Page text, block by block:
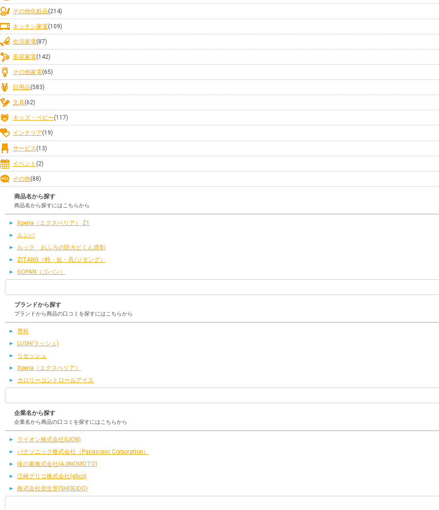
その他化粧品(214)
キッチン家電(109)
生活家電(87)
美容家電(142)
その他家電(65)
日用品(583)
文具(62)
キッズ・ベビー(117)
インテリア(19)
サービス (13)
イベント (2)
その他(88)
商品名から探す
商品名から探すにはこちらから
Xperia（エクスぺリア） Z1
ルンバ
ルック おふろの防カビくん煙剤
ZITANG（時・短・具/ジタング）
GOPAN（ゴパン）
ブランドから探す
ブランドから商品の口コミを探すにはこちらから
専科
LUSH(ラッシュ)
リセッシュ
Xperia（エクスぺリア）
カロリーコントロールアイス
企業名から探す
企業名から商品の口コミを探すにはこちらから
ライオン株式会社(LION)
パナソニック株式会社（Panasonic Corporation）
味の素株式会社(AJINOMOTO)
江崎グリコ株式会社(glico)
株式会社資生堂(SHISEIDO)